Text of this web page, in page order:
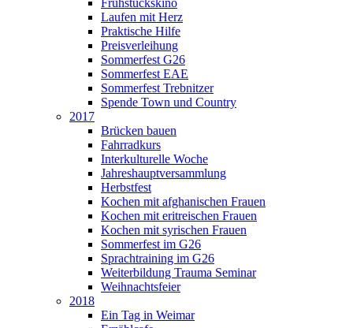
Frühstückskino
Laufen mit Herz
Praktische Hilfe
Preisverleihung
Sommerfest G26
Sommerfest EAE
Sommerfest Trebnitzer
Spende Town und Country
2017
Brücken bauen
Fahrradkurs
Interkulturelle Woche
Jahreshauptversammlung
Herbstfest
Kochen mit afghanischen Frauen
Kochen mit eritreischen Frauen
Kochen mit syrischen Frauen
Sommerfest im G26
Sprachtraining im G26
Weiterbildung Trauma Seminar
Weihnachtsfeier
2018
Ein Tag in Weimar